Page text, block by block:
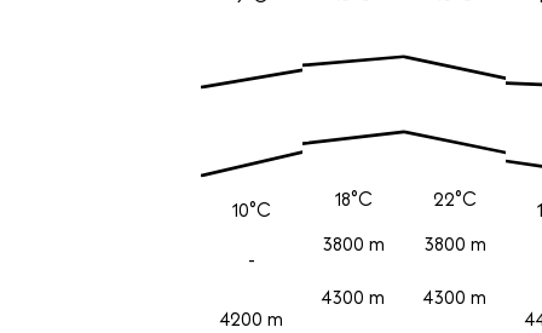
10°C
-
4200 m
18°C
3800 m
4300 m
22°C
3800 m
4300 m